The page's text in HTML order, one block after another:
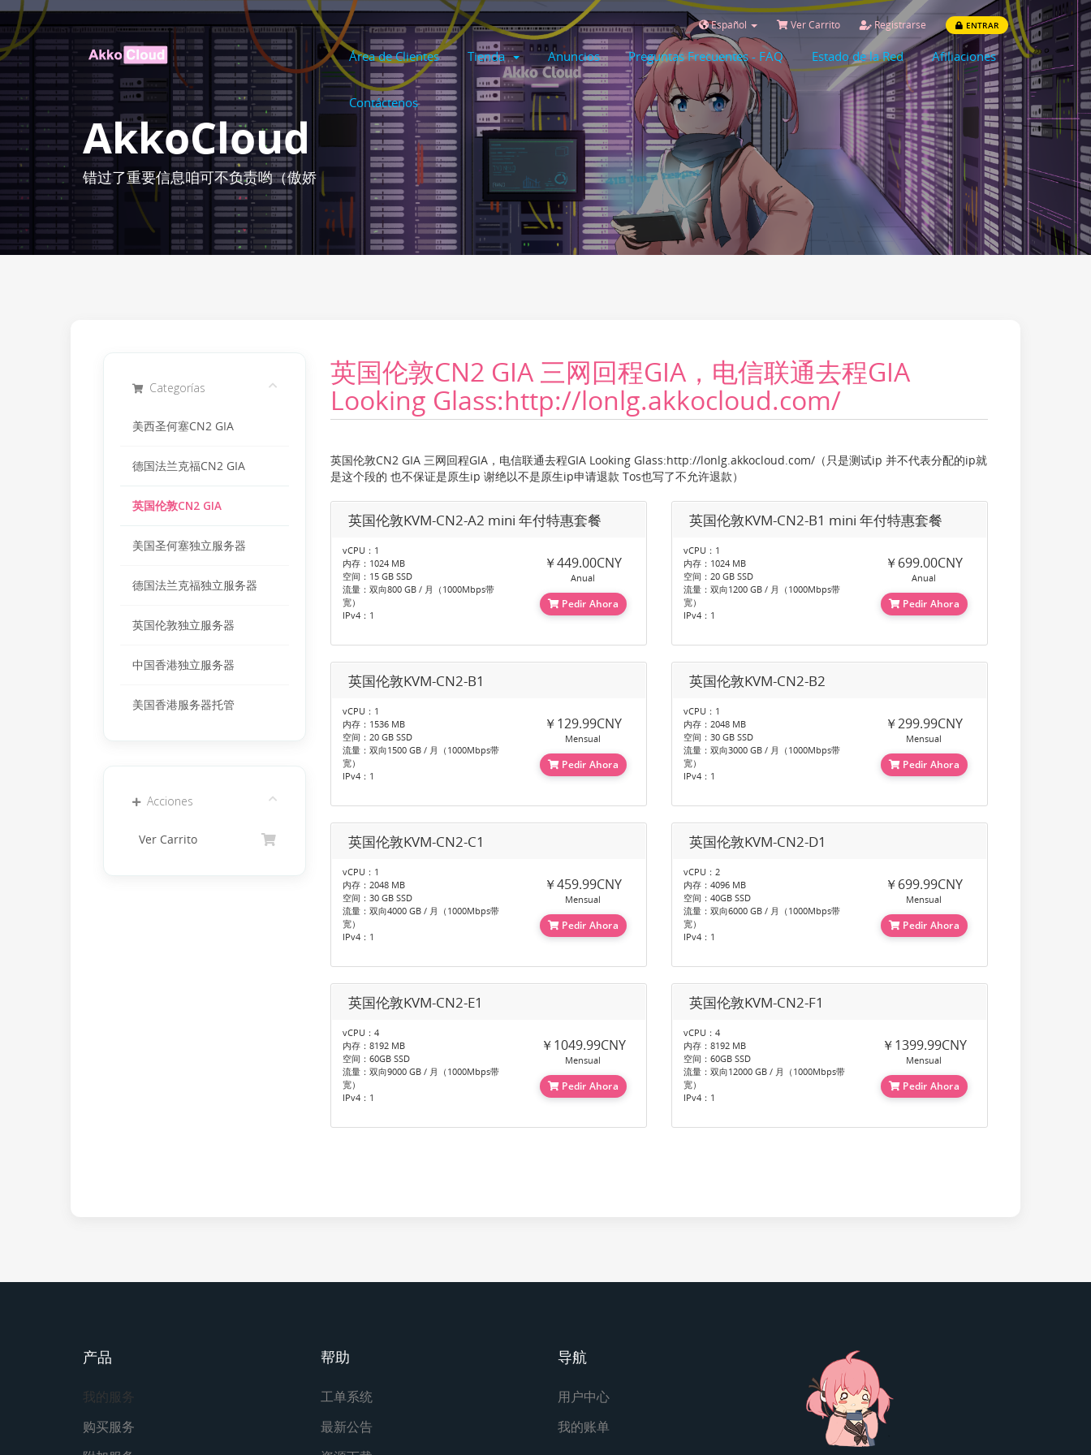
Español Ver Carrito Registrarse ENTRAR
Área de Clientes Tienda Anuncios Preguntas Frecuentes - FAQ Estado de la Red Afiliaciones
Contáctenos
AkkoCloud
错过了重要信息咱可不负责哟（傲娇
英国伦敦CN2 GIA 三网回程GIA，电信联通去程GIA
Looking Glass:http://lonlg.akkocloud.com/
英国伦敦CN2 GIA 三网回程GIA，电信联通去程GIA Looking Glass:http://lonlg.akkocloud.com/（只是测试ip 并不代表分配的ip就
是这个段的 也不保证是原生ip 谢绝以不是原生ip申请退款 Tos也写了不允许退款）
Categorías
美西圣何塞CN2 GIA
德国法兰克福CN2 GIA
英国伦敦CN2 GIA
美国圣何塞独立服务器
德国法兰克福独立服务器
英国伦敦独立服务器
中国香港独立服务器
美国香港服务器托管
Acciones
Ver Carrito
英国伦敦KVM-CN2-A2 mini 年付特惠套餐
vCPU：1
内存：1024 MB
空间：15 GB SSD
流量：双向800 GB / 月（1000Mbps带
宽）
IPv4：1
￥449.00CNY
Anual
Pedir Ahora
英国伦敦KVM-CN2-B1 mini 年付特惠套餐
vCPU：1
内存：1024 MB
空间：20 GB SSD
流量：双向1200 GB / 月（1000Mbps带
宽）
IPv4：1
￥699.00CNY
Anual
Pedir Ahora
英国伦敦KVM-CN2-B1
vCPU：1
内存：1536 MB
空间：20 GB SSD
流量：双向1500 GB / 月（1000Mbps带
宽）
IPv4：1
￥129.99CNY
Mensual
Pedir Ahora
英国伦敦KVM-CN2-B2
vCPU：1
内存：2048 MB
空间：30 GB SSD
流量：双向3000 GB / 月（1000Mbps带
宽）
IPv4：1
￥299.99CNY
Mensual
Pedir Ahora
英国伦敦KVM-CN2-C1
vCPU：1
内存：2048 MB
空间：30 GB SSD
流量：双向4000 GB / 月（1000Mbps带
宽）
IPv4：1
￥459.99CNY
Mensual
Pedir Ahora
英国伦敦KVM-CN2-D1
vCPU：2
内存：4096 MB
空间：40GB SSD
流量：双向6000 GB / 月（1000Mbps带
宽）
IPv4：1
￥699.99CNY
Mensual
Pedir Ahora
英国伦敦KVM-CN2-E1
vCPU：4
内存：8192 MB
空间：60GB SSD
流量：双向9000 GB / 月（1000Mbps带
宽）
IPv4：1
￥1049.99CNY
Mensual
Pedir Ahora
英国伦敦KVM-CN2-F1
vCPU：4
内存：8192 MB
空间：60GB SSD
流量：双向12000 GB / 月（1000Mbps带
宽）
IPv4：1
￥1399.99CNY
Mensual
Pedir Ahora
产品
我的服务
购买服务
帮助
工单系统
最新公告
导航
用户中心
我的账单